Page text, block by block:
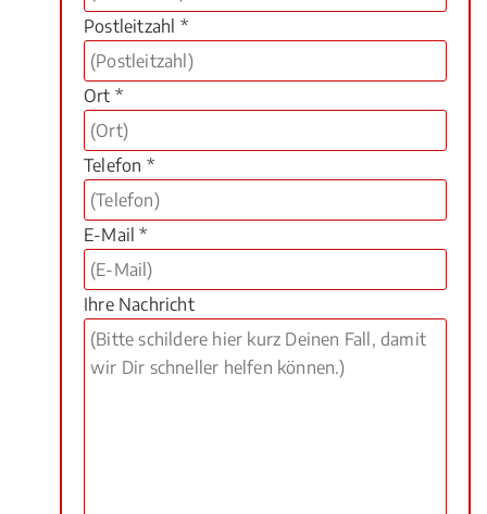
Postleitzahl *
Ort *
Telefon *
E-Mail *
Ihre Nachricht